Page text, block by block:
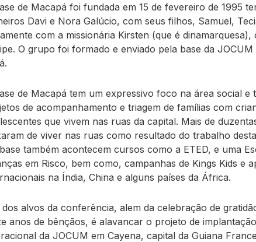
de Macapá foi fundada em 15 de fevereiro de 1995
Davi e Nora Galúcio, com seus filhos, Samuel,
com a missionária Kirsten (que é dinamarquesa),
O grupo foi formado e enviado pela base da JOCUM
de Macapá tem um expressivo foco na área social e
de acompanhamento e triagem de famílias com
que vivem nas ruas da capital. Mais de
de viver nas ruas como resultado do trabalho
também acontecem cursos como a ETED, e uma
em Risco, bem como, campanhas de Kings Kids e
na Índia, China e alguns países da África.
dos alvos da conferência, alem da celebração de
anos de bênçãos, é alavancar o projeto de
da JOCUM em Cayena, capital da Guiana